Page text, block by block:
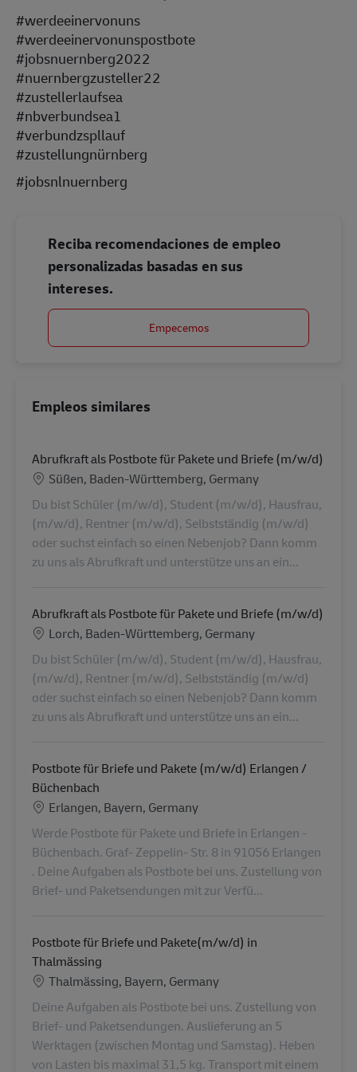
#werdeeinervonuns
#werdeeinervonunspostbote
#jobsnuernberg2022
#nuernbergzusteller22
#zustellerlaufsea
#nbverbundsea1
#verbundzspllauf
#zustellungnürnberg
#jobsnlnuernberg
Reciba recomendaciones de empleo
personalizadas basadas en sus
intereses.
Empecemos
Empleos similares
Abrufkraft als Postbote für Pakete und Briefe (m/w/d)
Ubicación
Süßen, Baden-Württemberg, Germany
Du bist Schüler (m/w/d), Student (m/w/d), Hausfrau,
(m/w/d), Rentner (m/w/d), Selbstständig (m/w/d)
oder suchst einfach so einen Nebenjob? Dann komm
zu uns als Abrufkraft und unterstütze uns an ein...
Abrufkraft als Postbote für Pakete und Briefe (m/w/d)
Ubicación
Lorch, Baden-Württemberg, Germany
Du bist Schüler (m/w/d), Student (m/w/d), Hausfrau,
(m/w/d), Rentner (m/w/d), Selbstständig (m/w/d)
oder suchst einfach so einen Nebenjob? Dann komm
zu uns als Abrufkraft und unterstütze uns an ein...
Postbote für Briefe und Pakete (m/w/d) Erlangen /
Büchenbach
Ubicación
Erlangen, Bayern, Germany
Werde Postbote für Pakete und Briefe in Erlangen -
Büchenbach. Graf- Zeppelin- Str. 8 in 91056 Erlangen
. Deine Aufgaben als Postbote bei uns. Zustellung von
Brief- und Paketsendungen mit zur Verfü...
Postbote für Briefe und Pakete(m/w/d) in
Thalmässing
Ubicación
Thalmässing, Bayern, Germany
Deine Aufgaben als Postbote bei uns. Zustellung von
Brief- und Paketsendungen. Auslieferung an 5
Werktagen (zwischen Montag und Samstag). Heben
von Lasten bis maximal 31,5 kg. Transport mit einem